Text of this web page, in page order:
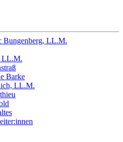
Bungenberg, LL.M.
LL.M.
Barke
LL.M.